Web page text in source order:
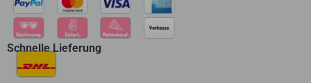
Schnelle Lieferung